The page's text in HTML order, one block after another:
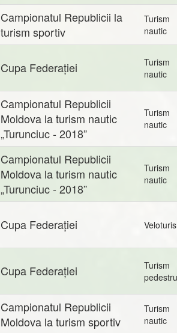
Campionatul Republicii la
turism sportiv
Turism
nautic
Cupa Federației
Turism
nautic
Campionatul Republicii
Moldova la turism nautic
„Turunciuc - 2018”
Turism
nautic
Campionatul Republicii
Moldova la turism nautic
„Turunciuc - 2018”
Turism
nautic
Cupa Federației
Cupa Federației
Turism
pedestru
Campionatul Republicii
Moldova la turism sportiv
Turism
nautic